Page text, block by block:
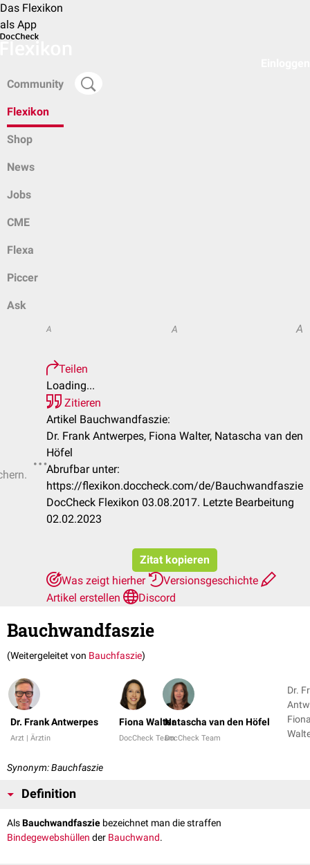
Das Flexikon
als App
Community
Flexikon
Shop
News
Jobs
CME
Flexa
Piccer
Ask
A A A
Teilen
Loading...
Zitieren
Artikel Bauchwandfaszie:
Dr. Frank Antwerpes, Fiona Walter, Natascha van den
Höfel
Abrufbar unter:
https://flexikon.doccheck.com/de/Bauchwandfaszie
DocCheck Flexikon 03.08.2017. Letzte Bearbeitung
02.02.2023
Zitat kopieren
Was zeigt hierher
Versionsgeschichte
Artikel erstellen
Discord
Bauchwandfaszie
(Weitergeleitet von Bauchfaszie)
Dr. Frank Antwerpes
Arzt | Ärztin
Fiona Walter
DocCheck Team
Natascha van den Höfel
DocCheck Team
Dr.
Synonym: Bauchfaszie
Definition
AlsBauchwandfaszie bezeichnet man die straffen
Bindegewebshüllen der Bauchwand.